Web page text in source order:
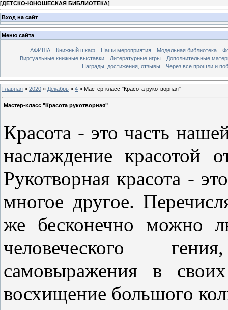
[ДЕТСКО-ЮНОШЕСКАЯ БИБЛИОТЕКА]
Вход на сайт
Меню сайта
АФИША Книжный шкаф Наши мероприятия Модельная библиотека
Виртуальные книжные выставки
Литературные игры
Дополнительные
Награды, достижения, отзывы
Через все прошли и
Главная » 2020 » Декабрь » 4 » Мастер-класс "Красота рукотворная"
Мастер-класс "Красота рукотворная"
Красота - это часть
наслаждение красотой
Рукотворная красота -
многое другое.
же бесконечно можно
человеческого
самовыражения в
восхищение большого